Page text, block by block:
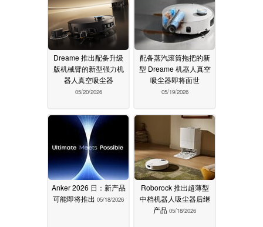
Dreame 推出配备升级
版机械臂的新型强力机
器人真空吸尘器
05/20/2026
配备蒸汽滚筒拖把的新
型 Dreame 机器人真空
吸尘器即将面世
05/19/2026
Anker 2026 日：新产品
可能即将推出 05/18/2026
Roborock 推出超薄型
中档机器人吸尘器后继
产品 05/18/2026